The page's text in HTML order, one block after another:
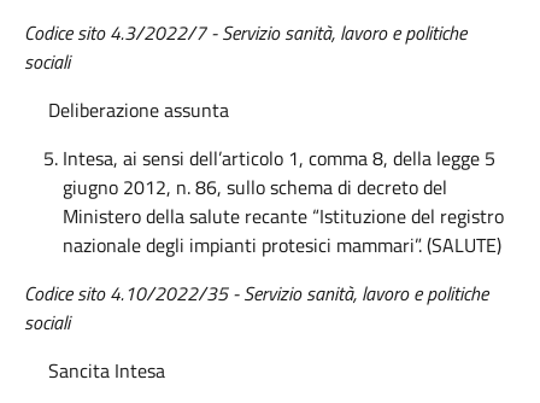
Codice sito 4.3/2022/7- Servizio sanità, lavoro e politiche
sociali
Deliberazione assunta
Intesa, ai sensi dell’articolo 1, comma 8, della legge 5
giugno 2012, n. 86, sullo schema di decreto del
Ministero della salute recante “Istituzione del registro
nazionale degli impianti protesici mammari”. (SALUTE)
Codice sito 4.10/2022/35-Serviziosanità, lavoro e politiche
sociali
Sancita Intesa